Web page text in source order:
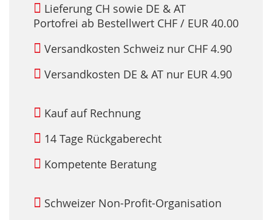
Lieferung CH sowie DE & AT
Portofrei ab Bestellwert CHF / EUR 40.00
Versandkosten Schweiz nur CHF 4.90
Versandkosten DE & AT nur EUR 4.90
Kauf auf Rechnung
14 Tage Rückgaberecht
Kompetente Beratung
Schweizer Non-Profit-Organisation